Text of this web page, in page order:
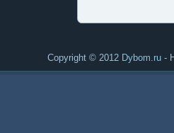
Copyright © 2012 Dybom.ru -